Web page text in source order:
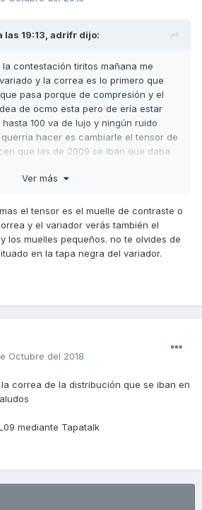
las 19:13, adrifr dijo:
contestación tiritos mañana me
y la correa es lo primero que
pasa porque de compresión y el
de ocmo esta pero de ería estar
100 va de lujo y ningún ruido
hacer es cambiarle el tensor de
que las de 2009 se iban que daba
Ver más
el tensor es el muelle de contraste o
y el variador verás también el
los muelles pequeños. no te olvides de
en la tapa negra del variador.
Octubre del 2018
correa de la distribución que se iban en
mediante Tapatalk